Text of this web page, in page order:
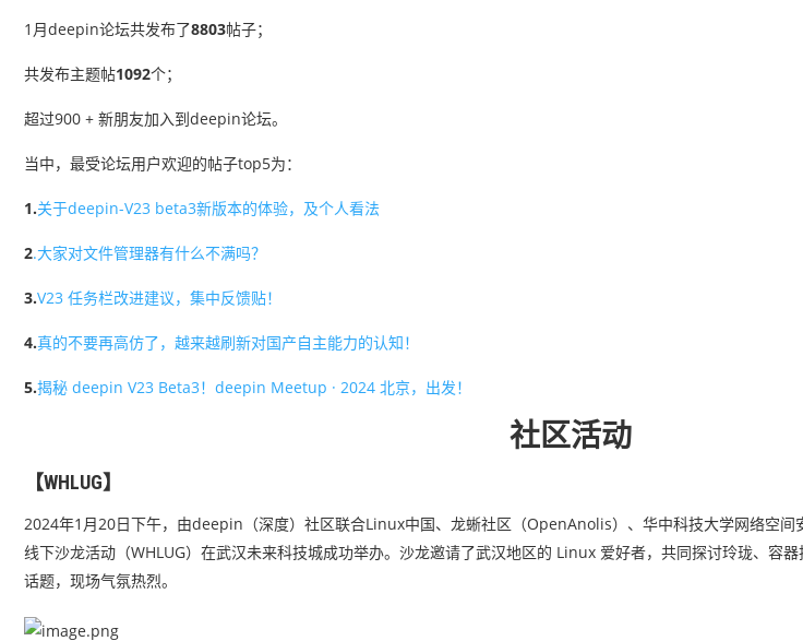
1月deepin论坛共发布了8803帖子；
共发布主题帖1092个；
超过900 + 新朋友加入到deepin论坛。
当中，最受论坛用户欢迎的帖子top5为：
1.关于deepin-V23 beta3新版本的体验，及个人看法
2.大家对文件管理器有什么不满吗？
3.V23 任务栏改进建议，集中反馈贴！
4.真的不要再高仿了，越来越刷新对国产自主能力的认知！
5.揭秘 deepin V23 Beta3！deepin Meetup · 2024 北京，出发！
社区活动
【WHLUG】
2024年1月20日下午，由deepin（深度）社区联合Linux中国、龙蜥社区（OpenAnolis）、华中科技大学网络空
线下沙龙活动（WHLUG）在武汉未来科技城成功举办。沙龙邀请了武汉地区的 Linux 爱好者，共同探讨玲珑、容
话题，现场气氛热烈。